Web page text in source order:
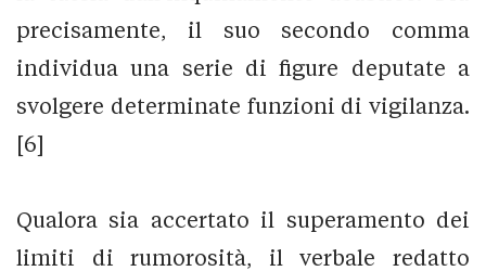
precisamente, il suo secondo comma
individua una serie di figure deputate a
svolgere determinate funzioni di vigilanza.
[6]
Qualora sia accertato il superamento dei
limiti di rumorosità, il verbale redatto